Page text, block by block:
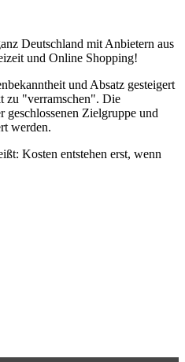
Deutschland mit Anbietern aus
und Online Shopping!
und Absatz gesteigert
zu "verramschen". Die
geschlossenen Zielgruppe und
werden.
Kosten entstehen erst, wenn